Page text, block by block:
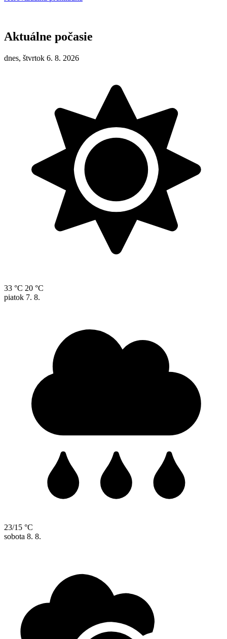
Aktuálne počasie
dnes, štvrtok 6. 8. 2026
33 °C 20 °C
piatok 7. 8.
23/15 °C
sobota 8. 8.